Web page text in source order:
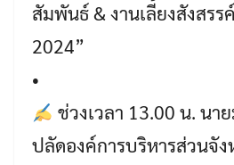
สัมพันธ์ & งานเลี้ยงสังสร
2024”
•
ช่วงเวลา 13.00 น. นา
ปลัดองค์การบริหารส่วนจัง